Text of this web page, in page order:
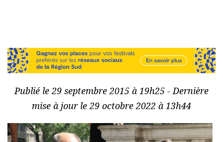
Publié le 29 septembre 2015 à 19h25 - Dernière
mise à jour le 29 octobre 2022 à 13h44